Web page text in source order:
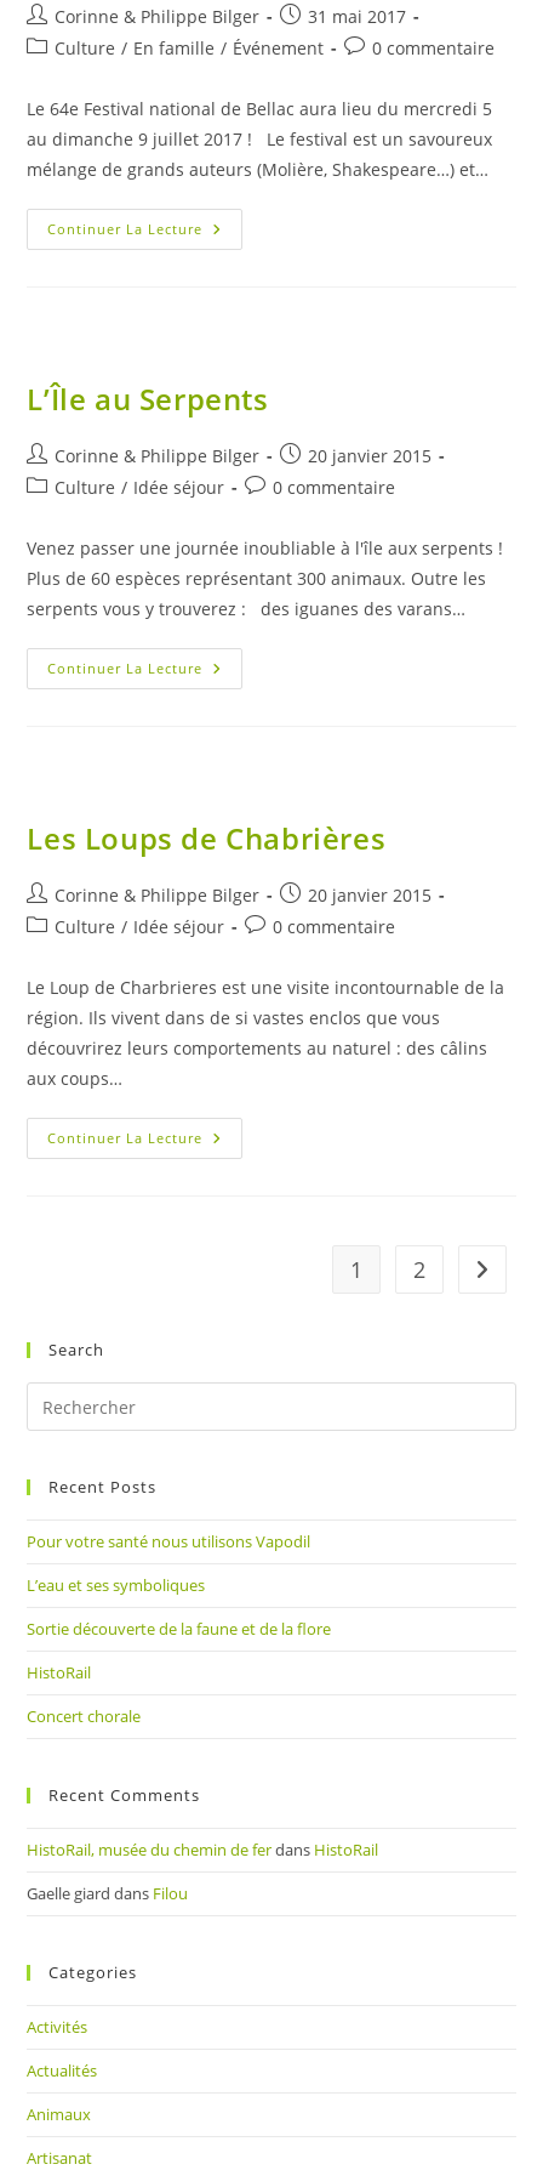
Auteur/autrice
de
Corinne & Philippe Bilger
Publication
publiée :
31 mai 2017
PostCulture / En famille / Événement
Commentaires
la
publication :
0 commentaire
Le 64e Festival national de Bellac aura lieu du mercredi 5
au dimanche 9 juillet 2017 ! Le festival est un savoureux
mélange de grands auteurs (Molière, Shakespeare…) et…
Continuer La Lecture 64e
Festival
L’Île au Serpents
Auteur/autrice
de
Corinne & Philippe Bilger
Publication
publiée :
20 janvier 2015
PostCulture / Idée séjour
Commentaires
la
publication :
0 commentaire
Venez passer une journée inoubliable à l'île aux serpents !
Plus de 60 espèces représentant 300 animaux. Outre les
serpents vous y trouverez : des iguanes des varans…
Continuer La Lecture L’Île
Au
Les Loups de Chabrières
Auteur/autrice
de
Corinne & Philippe Bilger
Publication
publiée :
20 janvier 2015
PostCulture / Idée séjour
Commentaires
publication :
0 commentaire
Le Loup de Charbrieres est une visite incontournable de la
région. Ils vivent dans de si vastes enclos que vous
découvrirez leurs comportements au naturel : des câlins
aux coups…
Continuer La Lecture Les
Loups
1 2 Aller à
Search
Recent Posts
Pour votre santé nous utilisons Vapodil
L’eau et ses symboliques
Sortie découverte de la faune et de la flore
HistoRail
Concert chorale
Recent Comments
HistoRail, musée du chemin de ferdans HistoRail
Gaelle giard dans Filou
Categories
Activités
Actualités
Animaux
Artisanat